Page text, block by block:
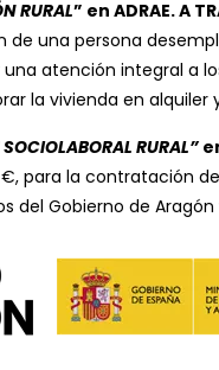
RURAL” en ADRAE. A
una persona
una atención integral
la vivienda en
RURAL”
para la contratación
Gobierno de Aragón